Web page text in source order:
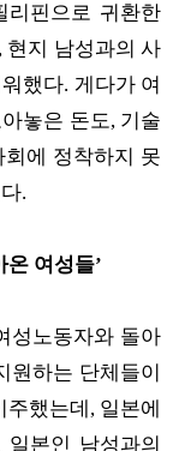
리핀으로 귀환한
현지 남성과의 사
했다. 게다가 여
놓은 돈도, 기술
에 정착하지 못
.
온 여성들’
성노동자와 돌아
원하는 단체들이
했는데, 일본에
본인 남성과의